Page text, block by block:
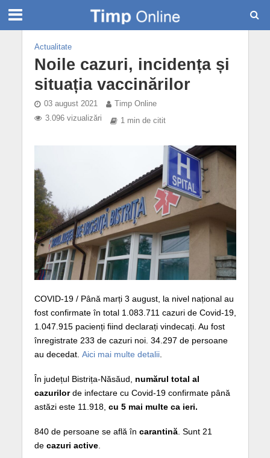
Actualitate
Noile cazuri, incidența și
situația vaccinărilor
03 august 2021
Timp Online
3.096 vizualizări
1 min de citit
COVID-19 / Până marți 3 august, la nivel național au
fost confirmate în total 1.083.711 cazuri de Covid-19,
1.047.915 pacienți fiind declarați vindecați. Au fost
înregistrate 233 de cazuri noi. 34.297 de persoane
au decedat. Aici mai multe detalii.
În județul Bistrița-Năsăud, numărul total al
cazurilorde infectare cu Covid-19 confirmate până
astăzi este 11.918, cu 5 mai multe ca ieri.
840 de persoane se află în carantină. Sunt 21
de cazuri active.